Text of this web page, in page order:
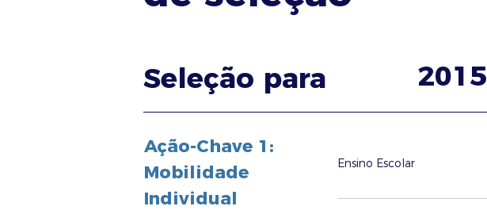
Seleção para 2015
Ação-Chave 1:
Mobilidade
Individual
Ensino Escolar